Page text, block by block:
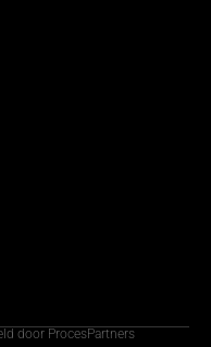
door ProcesPartners